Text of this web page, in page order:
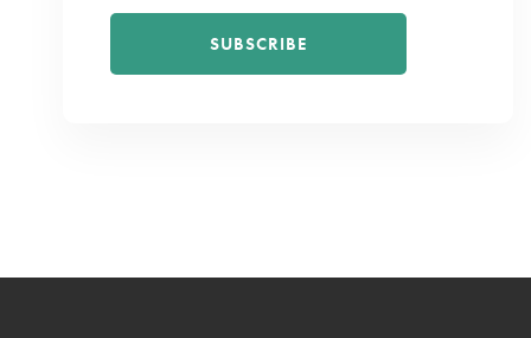
SUBSCRIBE